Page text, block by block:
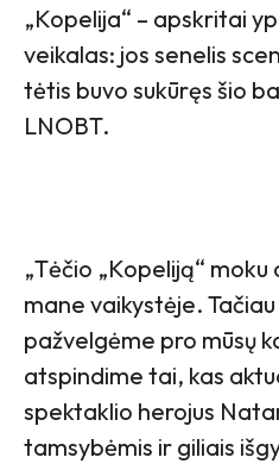
„Kopelija“ – apskritai
veikalas: jos senelis
tėtis buvo sukūręs šio
LNOBT.
„Tėčio „Kopeliją“
mane vaikystėje.
pažvelgėme pro mūsų
atspindime tai, kas
spektaklio herojus
tamsybėmis ir giliais